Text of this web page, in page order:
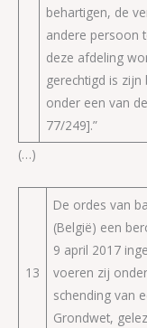
behartigen, de
andere persoon
deze afdeling
gerechtigd is
onder een van
77/249].”
(…)
13
De ordes van
(België) een
9 april 2017
voeren zij
schending van
Grondwet,